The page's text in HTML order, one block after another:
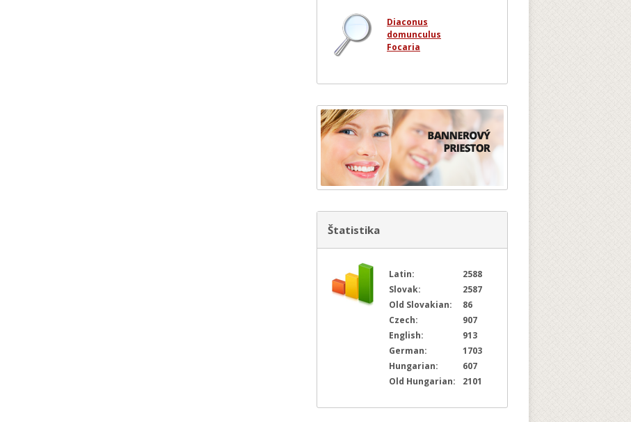
Diaconus
domunculus
Focaria
Štatistika
Latin:
2588
Slovak:
2587
Old Slovakian:
86
Czech:
907
English:
913
German:
1703
Hungarian:
607
Old Hungarian:
2101